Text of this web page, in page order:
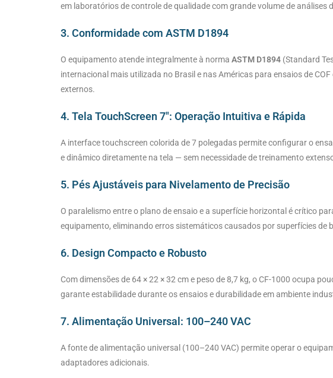
em laboratórios de controle de qualidade com grande volume de análises
3. Conformidade com ASTM D1894
O equipamento atende integralmente à norma ASTM D1894 (Standard
internacional mais utilizada no Brasil e nas Américas para ensaios de
externos.
4. Tela TouchScreen 7″: Operação Intuitiva e Rápida
A interface touchscreen colorida de 7 polegadas permite configurar o
e dinâmico diretamente na tela — sem necessidade de treinamento
5. Pés Ajustáveis para Nivelamento de Precisão
O paralelismo entre o plano de ensaio e a superfície horizontal é crítico
equipamento, eliminando erros sistemáticos causados por superfícies de
6. Design Compacto e Robusto
Com dimensões de 64 × 22 × 32 cm e peso de 8,7 kg, o CF-1000 ocupa
garante estabilidade durante os ensaios e durabilidade em ambiente
7. Alimentação Universal: 100–240 VAC
A fonte de alimentação universal (100–240 VAC) permite operar o
adaptadores adicionais.